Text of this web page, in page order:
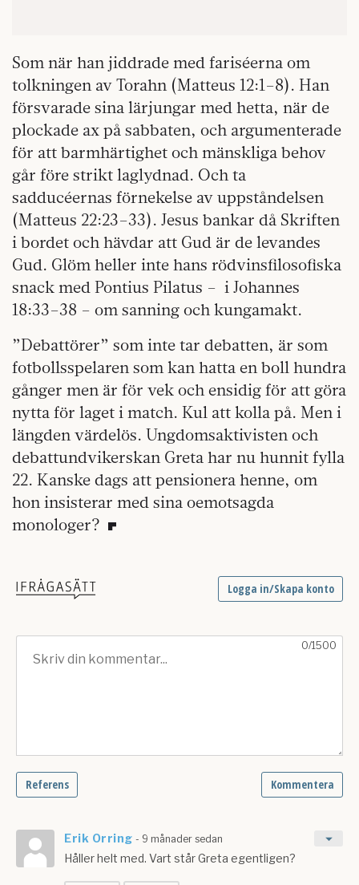
Som när han jiddrade med fariséerna om
tolkningen av Torahn (Matteus 12:1–8). Han
försvarade sina lärjungar med hetta, när de
plockade ax på sabbaten, och argumenterade
för att barmhärtighet och mänskliga behov
går före strikt laglydnad. Och ta
sadducéernas förnekelse av uppståndelsen
(Matteus 22:23–33). Jesus bankar då Skriften
i bordet och hävdar att Gud är de levandes
Gud. Glöm heller inte hans rödvinsfilosofiska
snack med Pontius Pilatus – i Johannes
18:33–38 – om sanning och kungamakt.
”Debattörer” som inte tar debatten, är som
fotbollsspelaren som kan hatta en boll hundra
gånger men är för vek och ensidig för att göra
nytta för laget i match. Kul att kolla på. Men i
längden värdelös. Ungdomsaktivisten och
debattundvikerskan Greta har nu hunnit fylla
22. Kanske dags att pensionera henne, om
hon insisterar med sina oemotsagda
monologer?